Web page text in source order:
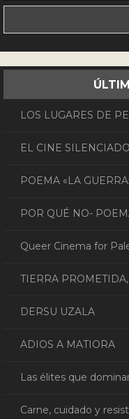
LOS LUGARES DE
EL CINE SILENCIADO
POEMA «LA
POR QUÉ NO-
Queer Cinema for
TIERRA
DERSU UZALA
ADIOS A MATIORA
Las élites que
Carne, cuidado y